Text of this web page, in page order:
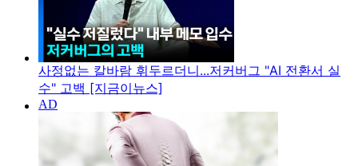
사정없는 칼바람 휘두르더니...저커버그 "AI 전환서 실
수" 고백 [지금이뉴스]